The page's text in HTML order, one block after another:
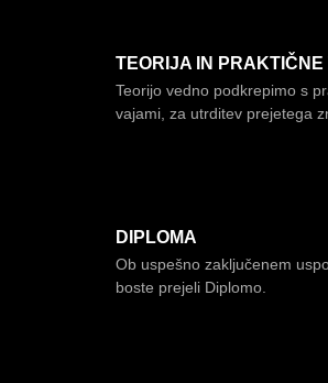
TEORIJA IN PRAKTIČNE
Teorijo vedno podkrepimo s
vajami, za utrditev prejetega
DIPLOMA
Ob uspešno zaključenem
boste prejeli Diplomo.